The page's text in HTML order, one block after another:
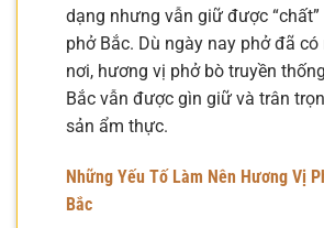
dạng nhưng vẫn giữ được “chất”
phở Bắc. Dù ngày nay phở đã
nơi, hương vị phở bò truyền
Bắc vẫn được gìn giữ và trân
sản ẩm thực.
Những Yếu Tố Làm Nên Hương Vị
Bắc